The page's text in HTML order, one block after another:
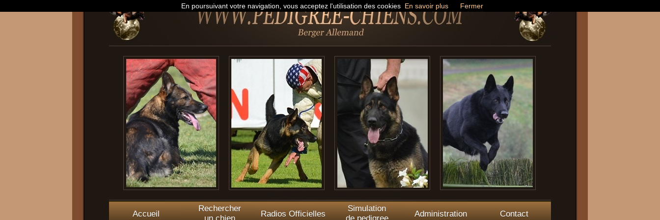
Accueil
Rechercher
Radios Officielles
Simulation
Administration Contact
En poursuivant votre navigation, vous acceptez l'utilisation des cookies En savoir plus Fermer